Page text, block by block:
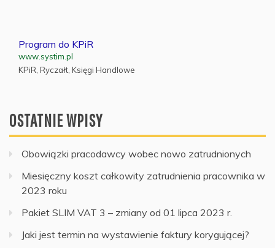
Program do KPiR
www.systim.pl
KPiR, Ryczałt, Księgi Handlowe
OSTATNIE WPISY
Obowiązki pracodawcy wobec nowo zatrudnionych
Miesięczny koszt całkowity zatrudnienia pracownika w
2023 roku
Pakiet SLIM VAT 3 – zmiany od 01 lipca 2023 r.
Jaki jest termin na wystawienie faktury korygującej?